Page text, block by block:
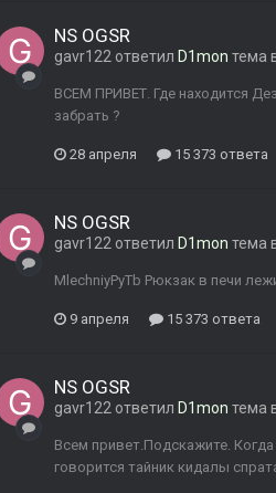
NS OGSR
gavr122 ответил D1mon тема
ВСЕМ ПРИВЕТ. Где находится
забрать ?
28 апреля 15 373 ответа
NS OGSR
gavr122 ответил D1mon тема
MlechniyPyTb Рюкзак в печи
9 апреля 15 373 ответа
NS OGSR
gavr122 ответил D1mon тема
Всем привет.Подскажите.
говорится тайник кидалы